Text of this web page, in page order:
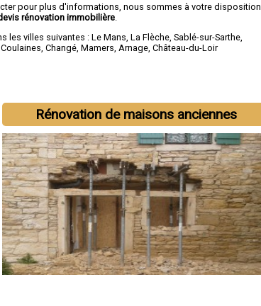
pour plus d'informations, nous sommes à votre disposition
rénovation immobilière
les villes suivantes :Le Mans ,La Flèche ,Sablé-sur-Sarthe
,Coulaines ,Changé ,Mamers Arnage ,Château-du-Loir
Rénovation de maisons anciennes